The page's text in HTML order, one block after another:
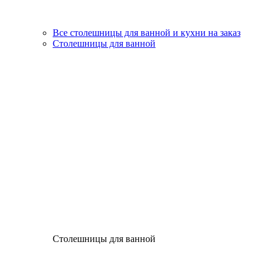
Все столешницы для ванной и кухни на заказ
Столешницы для ванной
Столешницы для ванной